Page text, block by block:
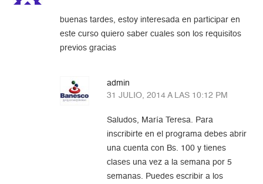
buenas tardes, estoy interesada en participar en
este curso quiero saber cuales son los requisitos
previos gracias
admin
31 JULIO, 2014 A LAS 10:12 PM
Saludos, María Teresa. Para
inscribirte en el programa debes abrir
una cuenta con Bs. 100 y tienes
clases una vez a la semana por 5
semanas. Puedes escribir a los